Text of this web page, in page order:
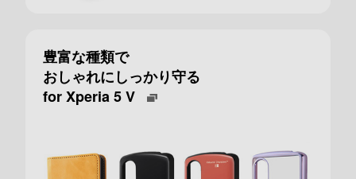
豊富な種類で
おしゃれにしっかり守る
for Xperia 5 V